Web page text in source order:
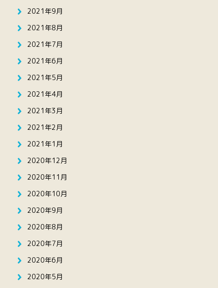
2021年9月
2021年8月
2021年7月
2021年6月
2021年5月
2021年4月
2021年3月
2021年2月
2021年1月
2020年12月
2020年11月
2020年10月
2020年9月
2020年8月
2020年7月
2020年6月
2020年5月